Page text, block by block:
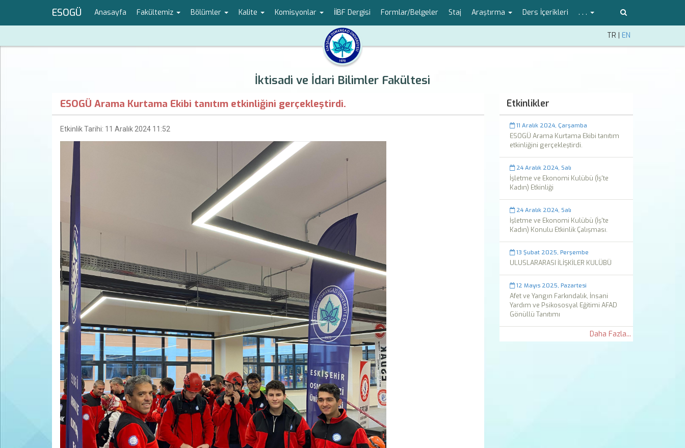
ESOGÜ Anasayfa Fakültemiz Bölümler Kalite Komisyonlar İİBF Dergisi Formlar/Belgeler Staj Araştırma Ders İçerikleri . . .
TR | EN
İktisadi ve İdari Bilimler Fakültesi
ESOGÜ Arama Kurtama Ekibi tanıtım etkinliğini gerçekleştirdi.
Etkinlik Tarihi: 11 Aralık 2024 11:52
Etkinlikler
11 Aralık 2024, Çarşamba
ESOGÜ Arama Kurtama Ekibi tanıtım
etkinliğini gerçekleştirdi.
24 Aralık 2024, Salı
İşletme ve Ekonomi Kulübü (İş'te
Kadın) Etkinliği
24 Aralık 2024, Salı
İşletme ve Ekonomi Kulübü (İş'te
Kadın) Konulu Etkinlik Çalışması.
13 Şubat 2025, Perşembe
ULUSLARARASI İLİŞKİLER KULÜBÜ
12 Mayıs 2025, Pazartesi
Afet ve Yangın Farkındalık, İnsani
Yardım ve Psikososyal Eğitimi AFAD
Gönüllü Tanıtımı
Daha Fazla...